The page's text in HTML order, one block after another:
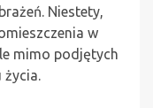
Niestety,
w
mimo podjętych
życia.